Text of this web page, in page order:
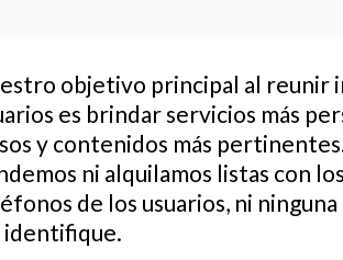
objetivo principal al reunir
es brindar servicios más
y contenidos más
ni alquilamos listas con
de los usuarios, ni
identifique.